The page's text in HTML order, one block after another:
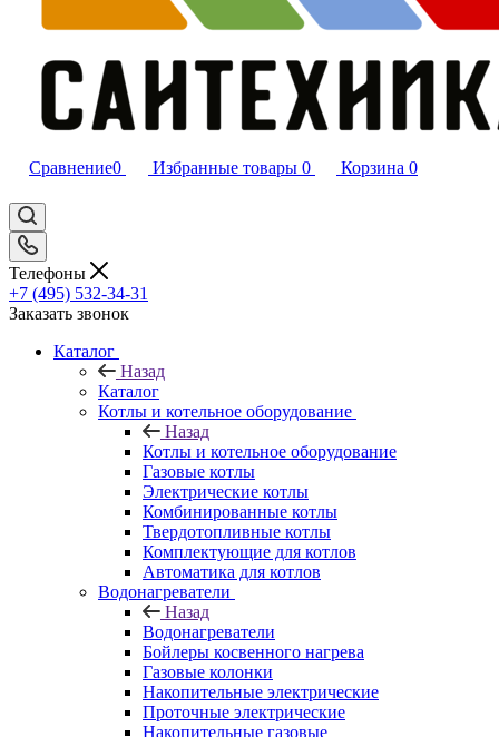
Сравнение0 Избранные товары 0 Корзина 0
Телефоны
+7 (495) 532‑34‑31
Заказать звонок
Каталог
Назад
Каталог
Котлы и котельное оборудование
Назад
Котлы и котельное оборудование
Газовые котлы
Электрические котлы
Комбинированные котлы
Твердотопливные котлы
Комплектующие для котлов
Автоматика для котлов
Водонагреватели
Назад
Водонагреватели
Бойлеры косвенного нагрева
Газовые колонки
Накопительные электрические
Проточные электрические
Накопительные газовые